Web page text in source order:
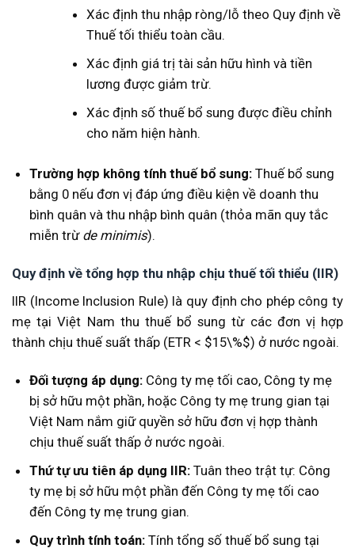
Xác định thu nhập ròng/lỗ theo Quy định về
Thuế tối thiểu toàn cầu.
Xác định giá trị tài sản hữu hình và tiền
lương được giảm trừ.
Xác định số thuế bổ sung được điều chỉnh
cho năm hiện hành.
Trường hợp không tính thuế bổ sung:Thuế bổ sung
bằng 0 nếu đơn vị đáp ứng điều kiện về doanh thu
bình quân và thu nhập bình quân (thỏa mãn quy tắc
miễn trừ de minimis).
Quy định về tổng hợp thu nhập chịu thuế tối thiểu (IIR)
IIR (Income Inclusion Rule) là quy định cho phép công ty
mẹ tại Việt Nam thu thuế bổ sung từ các đơn vị hợp
thành chịu thuế suất thấp (ETR < $15\%$) ở nước ngoài.
Đối tượng áp dụng:Công ty mẹ tối cao, Công ty mẹ
bị sở hữu một phần, hoặc Công ty mẹ trung gian tại
Việt Nam nắm giữ quyền sở hữu đơn vị hợp thành
chịu thuế suất thấp ở nước ngoài.
Thứ tự ưu tiên áp dụng IIR:Tuân theo trật tự: Công
ty mẹ bị sở hữu một phần đến Công ty mẹ tối cao
đến Công ty mẹ trung gian.
Quy trình tính toán:Tính tổng số thuế bổ sung tại